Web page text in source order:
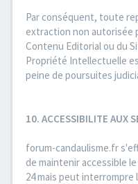
Par conséquent, toute
extraction non autorisée
Contenu Editorial ou du
Propriété Intellectuelle
peine de poursuites
10. ACCESSIBILITE AUX
forum-candaulisme.fr
de maintenir accessible
24 mais peut